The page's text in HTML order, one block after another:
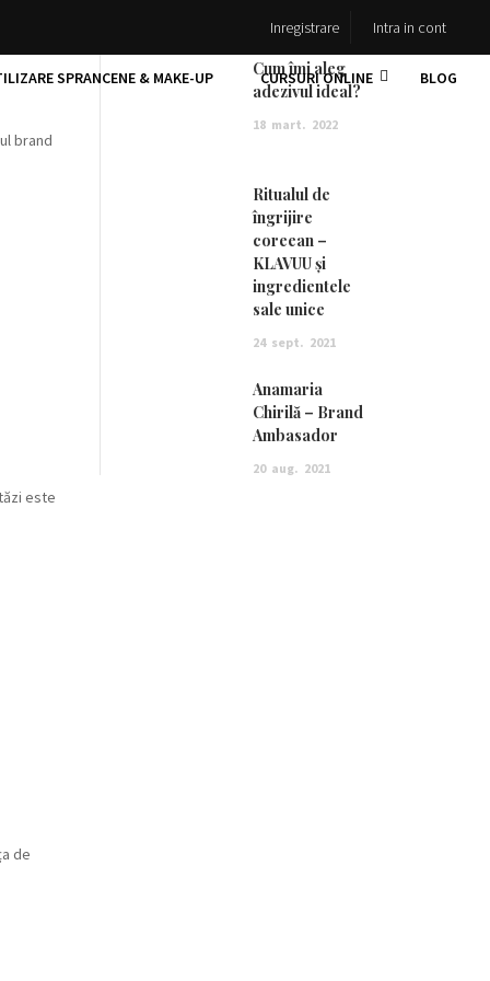
Inregistrare Intra in cont
SPRANCENE & MAKE-UP CURSURI ONLINE BLOG
brand
este
de
CELE MAI NOI ARTICOLE
Cum îmi aleg
adezivul ideal?
18 mart. 2022
Ritualul de
îngrijire
coreean –
KLAVUU și
ingredientele
sale unice
24 sept. 2021
Anamaria
Chirilă – Brand
Ambasador
20 aug. 2021